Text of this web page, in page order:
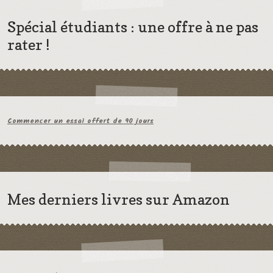
Spécial étudiants : une offre à ne pas
rater !
Commencer un essai offert de 90 jours
Mes derniers livres sur Amazon